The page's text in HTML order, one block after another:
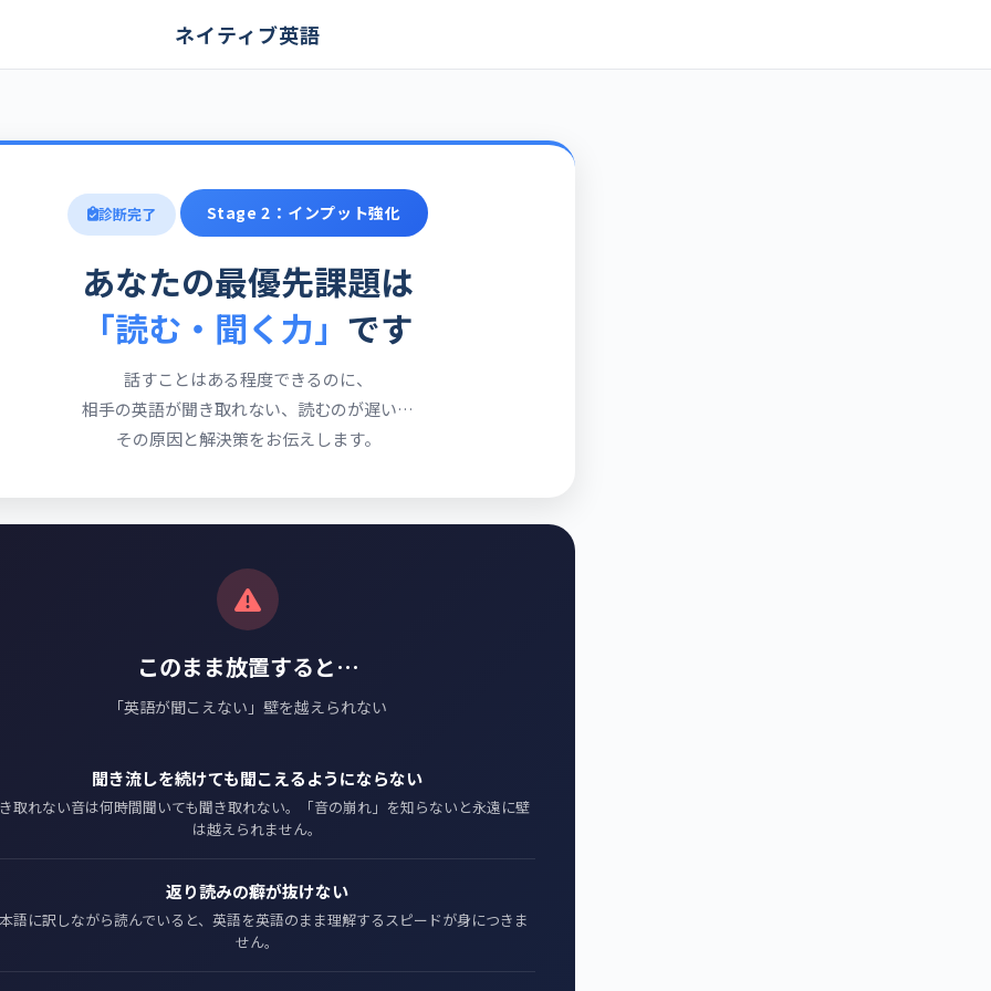
ネイティブ英語
診断完了 Stage 2：インプット強化
あなたの最優先課題は
「読む・聞く力」 です
話すことはある程度できるのに、
相手の英語が聞き取れない、読むのが遅い…
その原因と解決策をお伝えします。
このまま放置すると…
「英語が聞こえない」壁を越えられない
聞き流しを続けても聞こえるようにならない
取れない音は何時間聞いても聞き取れない。「音の崩れ」を知らないと永遠に壁
は越えられません。
返り読みの癖が抜けない
語に訳しながら読んでいると、英語を英語のまま理解するスピードが身につきま
せん。